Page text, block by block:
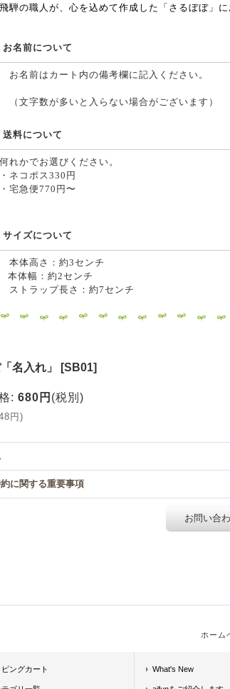
飛騨の職人が、心を込めて作成した「さるぼぼ」
お名前について
お名前はカート内の備考欄に記入ください。
（文字数が多いと入らない場合がございます）
送料について
何れかでお選びください。
・ネコポス330円
・宅急便770円〜
サイズについて
本体高さ：約3センチ
本体幅：約2センチ
ストラップ長さ：約7センチ
名入れ」 [SB01]
: 680円 (税別)
円)
に関する重要事項
お問い合
ホーム
ングカート What's New